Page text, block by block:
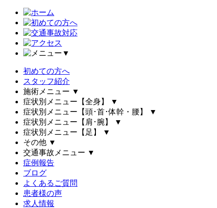
▼
初めての方へ
スタッフ紹介
施術メニュー ▼
症状別メニュー【全身】
▼
症状別メニュー【頭･首･体幹・腰】
▼
症状別メニュー【肩･腕】
▼
症状別メニュー【足】
▼
その他 ▼
交通事故メニュー ▼
症例報告
ブログ
よくあるご質問
患者様の声
求人情報